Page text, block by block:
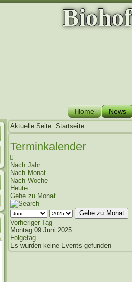
Home News
Aktuelle Seite: Startseite
Terminkalender
Nach Jahr
Nach Monat
Nach Woche
Heute
Gehe zu Monat
Gehe zu Monat
Vorheriger Tag
Montag 09 Juni 2025
Folgetag
Es wurden keine Events gefunden